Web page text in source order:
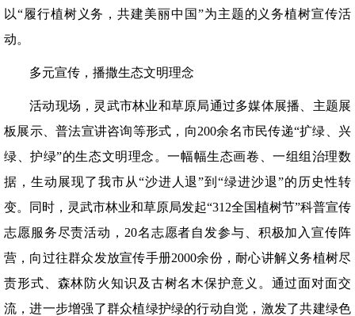
以“履行植树义务，共建美丽中国”为主题的义务植树宣传活
动。
多元宣传，播撒生态文明理念
活动现场，灵武市林业和草原局通过多媒体展播、主题展
板展示、普法宣讲咨询等形式，向200余名市民传递“扩绿、兴
绿、护绿”的生态文明理念。一幅幅生态画卷、一组组治理数
据，生动展现了我市从“沙进人退”到“绿进沙退”的历史性转
变。同时，灵武市林业和草原局发起“312全国植树节”科普宣传
志愿服务尽责活动，20名志愿者自发参与、积极加入宣传阵
营，向过往群众发放宣传手册2000余份，耐心讲解义务植树尽
责形式、森林防火知识及古树名木保护意义。通过面对面交
流，进一步增强了群众植绿护绿的行动自觉，激发了共建绿色